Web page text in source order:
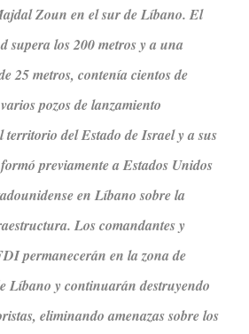
Zoun en el sur de Líbano. El
supera los 200 metros y a una
25 metros, contenía cientos de
pozos de lanzamiento
territorio del Estado de Israel y a sus
previamente a Estados Unidos
en Líbano sobre la
Los comandantes y
permanecerán en la zona de
Líbano y continuarán destruyendo
eliminando amenazas sobre los